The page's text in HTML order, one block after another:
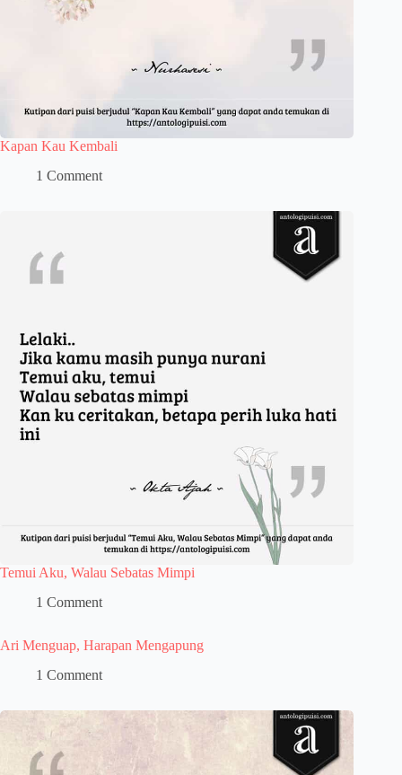
Kapan Kau Kembali
1 Comment
Temui Aku, Walau Sebatas Mimpi
1 Comment
Ari Menguap, Harapan Mengapung
1 Comment